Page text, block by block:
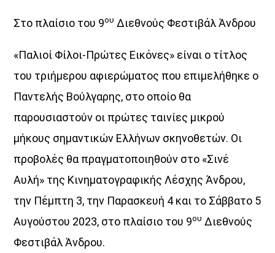
107,5 με την Ειρήνη Προμπονά
Discover More
UPCOMING SHOWS
«Στο βάθος κήπος»
08:30
22:00
12:00
14:00
Στο πλαίσιο του 9ου Διεθνούς Φεστιβάλ Άνδρου
«Παλιοί Φίλοι-Πρώτες Εικόνες» είναι ο τίτλος
του τριήμερου αφιερώματος που επιμελήθηκε ο
Παντελής Βούλγαρης, στο οποίο θα
παρουσιαστούν οι πρώτες ταινίες μικρού
μήκους σημαντικών Ελλήνων σκηνοθετών. Οι
προβολές θα πραγματοποιηθούν στο «Σινέ
Αυλή» της Κινηματογραφικής Λέσχης Άνδρου,
την Πέμπτη 3, την Παρασκευή 4 και το Σάββατο 5
Αυγούστου 2023, στο πλαίσιο του 9ου Διεθνούς
Φεστιβάλ Άνδρου.